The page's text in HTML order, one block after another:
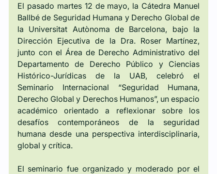
El pasado martes 12 de mayo, la Cátedra Manuel
Ballbé de Seguridad Humana y Derecho Global de
la Universitat Autònoma de Barcelona, bajo la
Dirección Ejecutiva de la Dra. Roser Martínez,
junto con el Área de Derecho Administrativo del
Departamento de Derecho Público y Ciencias
Histórico-Jurídicas de la UAB, celebró el
Seminario Internacional “Seguridad Humana,
Derecho Global y Derechos Humanos”, un espacio
académico orientado a reflexionar sobre los
desafíos contemporáneos de la seguridad
humana desde una perspectiva interdisciplinaria,
global y crítica.
El seminario fue organizado y moderado por el